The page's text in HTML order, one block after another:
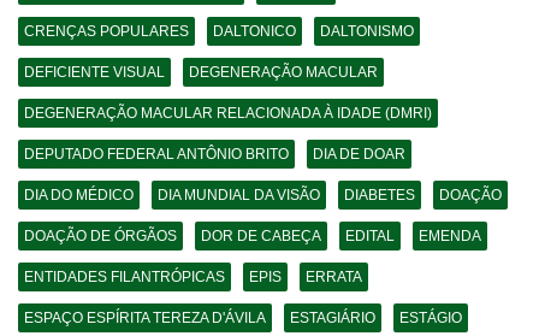
CRENÇAS POPULARES DALTONICO DALTONISMO
DEFICIENTE VISUAL DEGENERAÇÃO MACULAR
DEGENERAÇÃO MACULAR RELACIONADA À IDADE (DMRI)
DEPUTADO FEDERAL ANTÔNIO BRITO DIA DE DOAR
DIA DO MÉDICO DIA MUNDIAL DA VISÃO DIABETES DOAÇÃO
DOAÇÃO DE ÓRGÃOS DOR DE CABEÇA EDITAL EMENDA
ENTIDADES FILANTRÓPICAS EPIS ERRATA
ESPAÇO ESPÍRITA TEREZA D'ÁVILA ESTAGIÁRIO ESTÁGIO